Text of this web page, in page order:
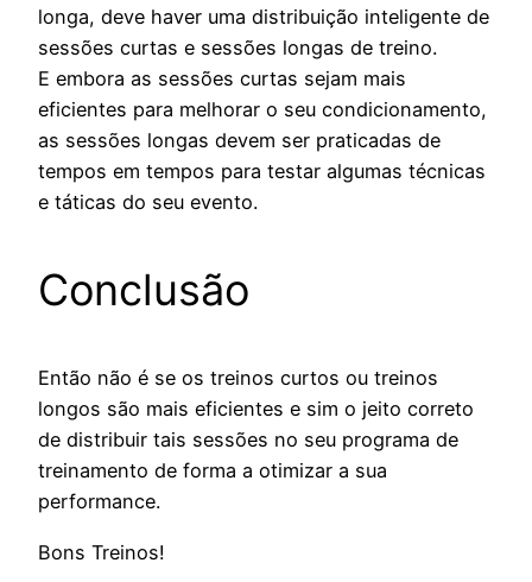
longa, deve haver uma distribuição inteligente de
sessões curtas e sessões longas de treino.
E embora as sessões curtas sejam mais
eficientes para melhorar o seu condicionamento,
as sessões longas devem ser praticadas de
tempos em tempos para testar algumas técnicas
e táticas do seu evento.
Conclusão
Então não é se os treinos curtos ou treinos
longos são mais eficientes e sim o jeito correto
de distribuir tais sessões no seu programa de
treinamento de forma a otimizar a sua
performance.
Bons Treinos!